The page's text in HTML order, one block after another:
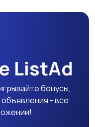
и красота
ListAd
бонусы,
- все